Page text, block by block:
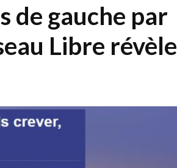
de gauche par
Libre révèle